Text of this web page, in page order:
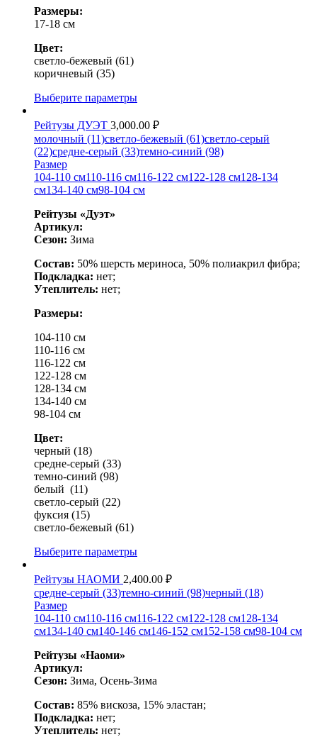
Размеры:
17-18 см
Цвет:
светло-бежевый (61)
коричневый (35)
Выберите параметры
Рейтузы ДУЭТ 3,000.00 ₽
молочный (11)светло-бежевый (61)светло-серый
(22)средне-серый (33)темно-синий (98)
Размер
104-110 см110-116 см116-122 см122-128 см128-134
см134-140 см98-104 см
Рейтузы «Дуэт»
Артикул:
Сезон: Зима
Состав: 50% шерсть мериноса, 50% полиакрил фибра;
Подкладка: нет;
Утеплитель: нет;
Размеры:
104-110 см
110-116 см
116-122 см
122-128 см
128-134 см
134-140 см
98-104 см
Цвет:
черный (18)
средне-серый (33)
темно-синий (98)
белый (11)
светло-серый (22)
фуксия (15)
светло-бежевый (61)
Выберите параметры
Рейтузы НАОМИ 2,400.00 ₽
средне-серый (33)темно-синий (98)черный (18)
Размер
104-110 см110-116 см116-122 см122-128 см128-134
см134-140 см140-146 см146-152 см152-158 см98-104 см
Рейтузы «Наоми»
Артикул:
Сезон: Зима, Осень-Зима
Состав: 85% вискоза, 15% эластан;
Подкладка: нет;
Утеплитель: нет;